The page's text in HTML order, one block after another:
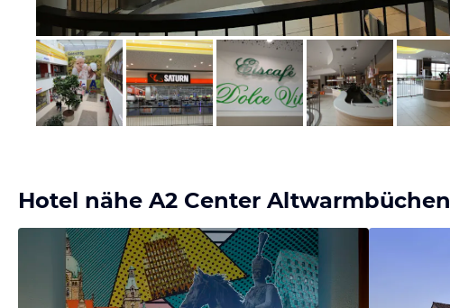
Bild melden
von Wolfram
Hotel nähe A2 Center Altwarmbüchen